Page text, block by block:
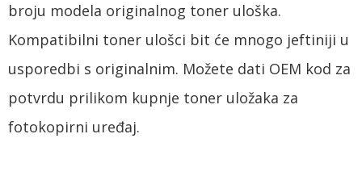
broju modela originalnog toner uloška.
Kompatibilni toner ulošci bit će mnogo jeftiniji u
usporedbi s originalnim. Možete dati OEM kod za
potvrdu prilikom kupnje toner uložaka za
fotokopirni uređaj.